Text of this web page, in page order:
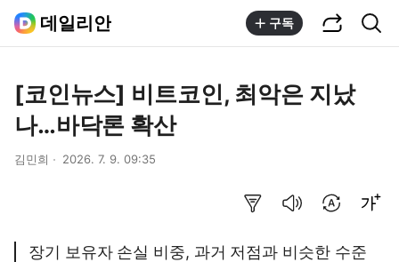
데일리안 구독
[코인뉴스] 비트코인, 최악은 지났
나…바닥론 확산
김민희 2026. 7. 9. 09:35
장기 보유자 손실 비중, 과거 저점과 비슷한 수준